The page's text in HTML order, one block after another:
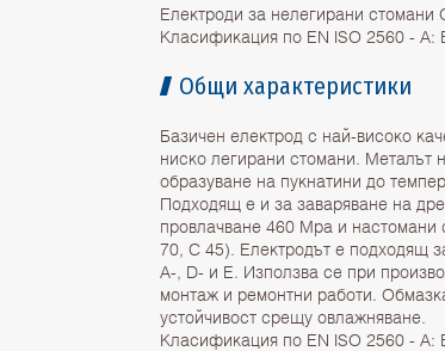
Електроди за нелегирани
Класификация по EN ISO 2560 - A:
Общи характеристики
Базичен електрод с най-високо
ниско легирани стомани.
образуване на пукнатини до
Подходящ е и за заваряване на
провлачване 460 Mpa и
70, C 45). Електродът е подходящ
A-, D- и E. Използва се при
монтаж и ремонтни работи.
устойчивост срещу овлажняване.
Класификация по EN ISO 2560 - A: